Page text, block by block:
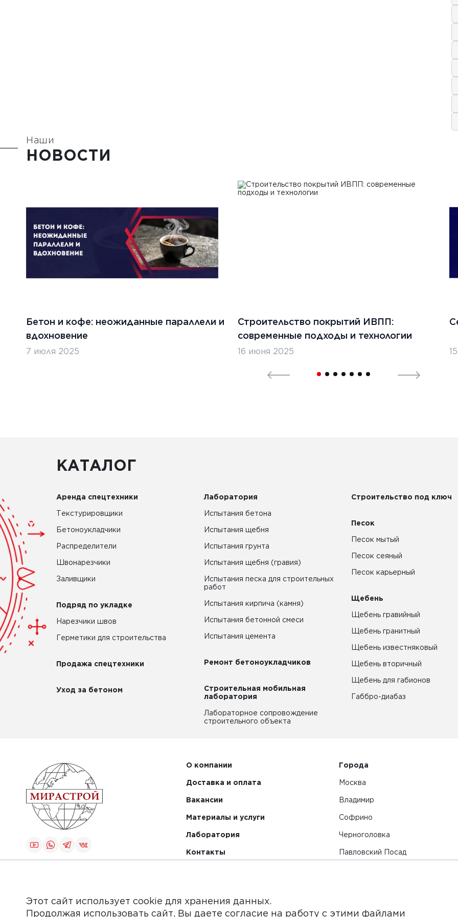
Наши
НОВОСТИ
Бетон и кофе: неожиданные параллели и
вдохновение
7 июля 2025
Строительство покрытий ИВПП:
современные подходы и технологии
16 июня 2025
КАТАЛОГ
Аренда спецтехники
Текстурировщики
Бетоноукладчики
Распределители
Швонарезчики
Заливщики
Подряд по укладке
Нарезчики швов
Герметики для строительства
Продажа спецтехники
Уход за бетоном
Лаборатория
Испытания бетона
Испытания щебня
Испытания грунта
Испытания щебня (гравия)
Испытания песка для строительных
работ
Испытания кирпича (камня)
Испытания бетонной смеси
Испытания цемента
Ремонт бетоноукладчиков
Строительная мобильная
лаборатория
Лабораторное сопровождение
строительного объекта
Строительство под ключ
Песок
Песок мытый
Песок сеяный
Песок карьерный
Щебень
Щебень гравийный
Щебень гранитный
Щебень известняковый
Щебень вторичный
Щебень для габионов
Габбро-диабаз
О компании
Доставка и оплата
Вакансии
Материалы и услуги
Лаборатория
Контакты
Города
Москва
Владимир
Софрино
Черноголовка
Павловский Посад
Этот сайт использует cookie для хранения данных.
Продолжая использовать сайт, Вы даете согласие на работу с этими файлами